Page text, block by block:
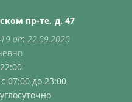
пр-те, д. 47
от 22.09.2020
с 07:00 до 23:00